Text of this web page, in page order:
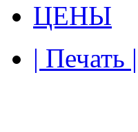
ЦЕНЫ
| Печать |